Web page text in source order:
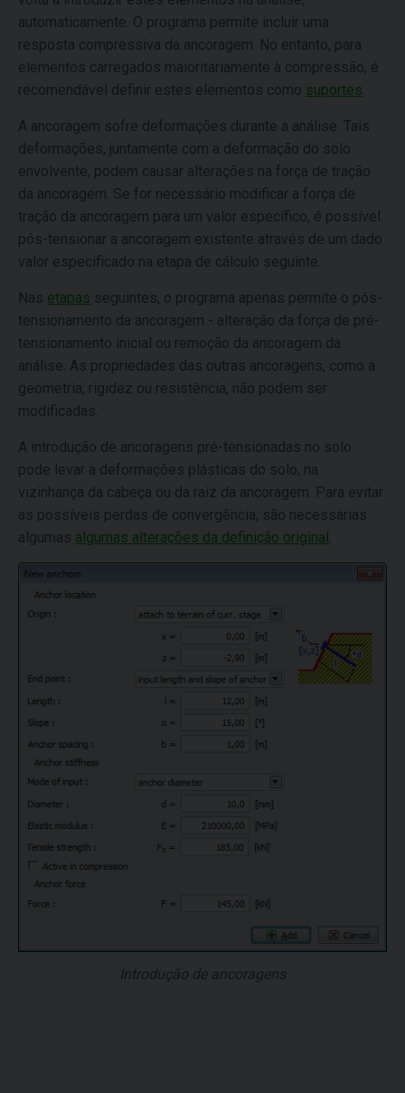
automaticamente. O programa permite incluir uma
resposta compressiva da ancoragem. No entanto, para
elementos carregados maioritariamente à compressão, é
recomendável definir estes elementos como suportes
A ancoragem sofre deformações durante a análise. Tais
deformações, juntamente com a deformação do solo
envolvente, podem causar alterações na força de tração
da ancoragem. Se for necessário modificar a força de
tração da ancoragem para um valor específico, é possível
pós-tensionar a ancoragem existente através de um dado
valor especificado na etapa de cálculo seguinte.
Nas etapas seguintes, o programa apenas permite o pós-
tensionamento da ancoragem - alteração da força de pré-
tensionamento inicial ou remoção da ancoragem da
análise. As propriedades das outras ancoragens, como a
geometria, rigidez ou resistência, não podem ser
modificadas.
A introdução de ancoragens pré-tensionadas no solo
pode levar a deformações plásticas do solo, na
vizinhança da cabeça ou da raiz da ancoragem. Para evitar
as possíveis perdas de convergência, são necessárias
algumas algumas alterações da definição original
Introdução de ancoragens